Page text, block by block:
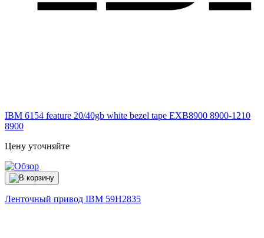
IBM 6154 feature 20/40gb white bezel tape EXB8900 8900-1210
8900
Цену уточняйте
Ленточный привод IBM 59H2835